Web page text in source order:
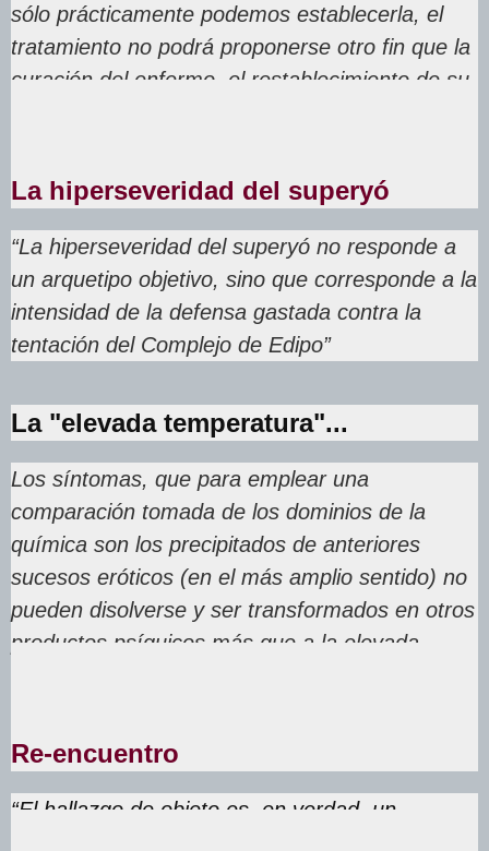
sólo prácticamente podemos establecerla, el
tratamiento no podrá proponerse otro fin que la
curación del enfermo, el restablecimiento de su
La hiperseveridad del superyó
“La hiperseveridad del superyó no responde a
un arquetipo objetivo, sino que corresponde a la
intensidad de la defensa gastada contra la
tentación del Complejo de Edipo”
La "elevada temperatura"...
Los síntomas, que para emplear una
comparación tomada de los dominios de la
química son los precipitados de anteriores
sucesos eróticos (en el más amplio sentido) no
pueden disolverse y ser transformados en otros
productos psíquicos más que a la elevada
Re-encuentro
“El hallazgo de objeto es, en verdad, un